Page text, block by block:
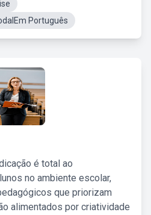
Português
é total ao
no ambiente escolar,
que priorizam
alimentados por criatividade